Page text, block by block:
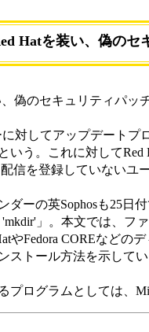
Hatを装い、偽のセ
偽のセキュリティパッ
対してアップデートプ
いう。これに対して
配信を登録していない
ーの英Sophosも25日
'mkdir'」。本文では、
やFedora COREなどの
ストール方法を示してい
ログラムとしては、